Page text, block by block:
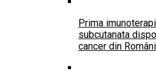
Prima
subcutanata
cancer din